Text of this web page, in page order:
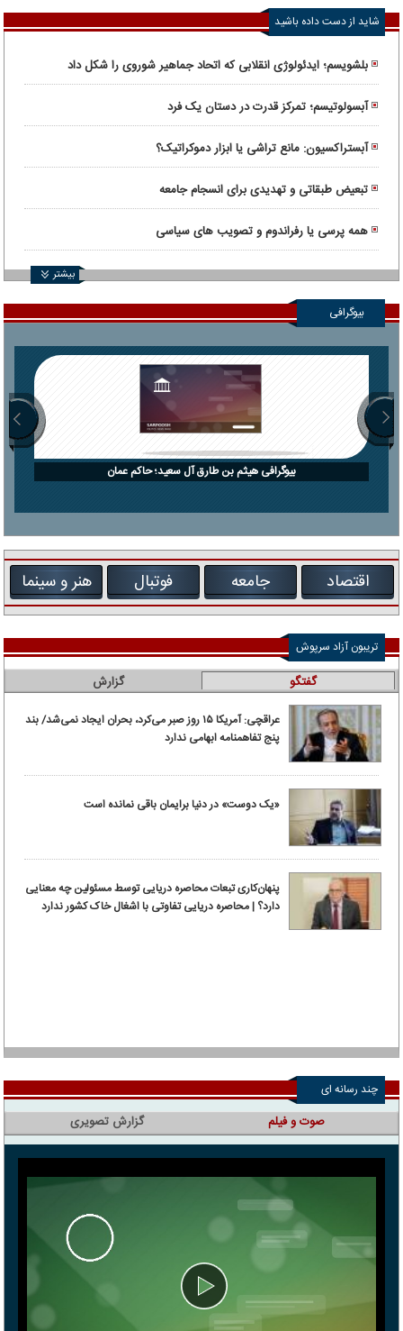
شاید از دست داده باشید
بلشویسم؛ ایدئولوژی انقلابی که اتحاد جماهیر شوروی را شکل داد
آبسولوتیسم؛ تمرکز قدرت در دستان یک فرد
آبستراکسیون: مانع تراشی یا ابزار دموکراتیک؟
تبعیض طبقاتی و تهدیدی برای انسجام جامعه
همه پرسی یا رفراندوم و تصویب های سیاسی
بیشتر
بیوگرافی
بیوگرافی هیثم بن طارق آل سعید؛ حاکم عمان
اقتصاد جامعه فوتبال هنر و سینما
تریبون آزاد سرپوش
گفتگو گزارش
عراقچی: آمریکا ۱۵ روز صبر می‌کرد، بحران ایجاد نمی‌شد/ بند
پنج تفاهمنامه ابهامی ندارد
«یک دوست» در دنیا برایمان باقی نمانده است
پنهان‌کاری تبعات محاصره دریایی توسط مسئولین چه معنایی
دارد؟ | محاصره دریایی تفاوتی با اشغال خاک کشور ندارد
چند رسانه ای
صوت و فیلم گزارش تصویری